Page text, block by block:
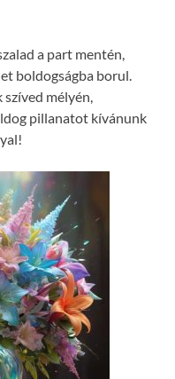
a part mentén,
boldogságba borul.
mélyén,
pillanatot kívánunk